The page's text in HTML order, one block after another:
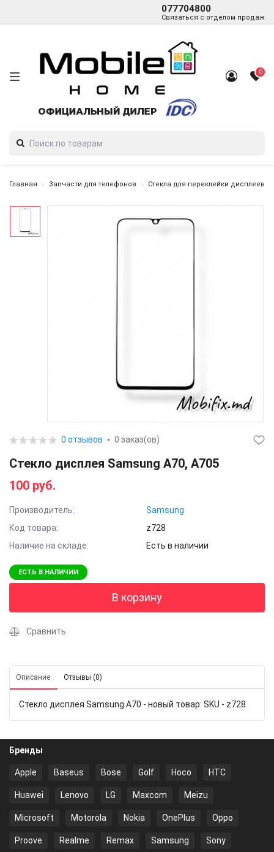
077704800
Связаться с отделом продаж
0
Главная Запчасти для телефонов Стекла для переклейки дисплеев
0 отзывов 0 заказ(ов)
Стекло дисплея Samsung A70, A705
100 руб.
Производитель:
Samsung
Код товара:
z728
Наличие на складе:
Есть в наличии
ЕСТЬ В НАЛИЧИИ
В корзину
Сравнить
Описание Отзывы (0)
Стекло дисплея Samsung A70 - новый товар: SKU - z728
Бренды
Apple Baseus Bose Golf Hoco HTC
Huawei Lenovo LG Maxcom Meizu
Microsoft Motorola Nokia OnePlus Oppo
Proove Realme Remax Samsung Sony